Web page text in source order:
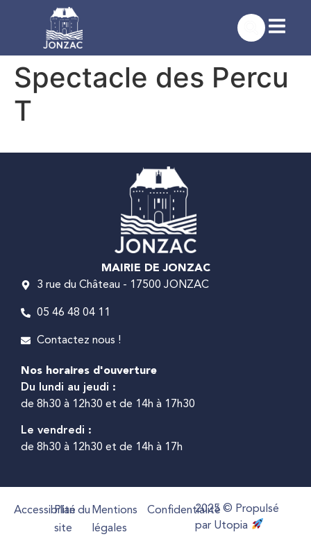
Spectacle des Percu
T
MAIRIE DE JONZAC
3 rue du Château - 17500 JONZAC
05 46 48 04 11
Contactez nous !
Nos horaires d'ouverture
Du lundi au jeudi :
de 8h30 à 12h30 et de 14h à 17h30
Le vendredi :
de 8h30 à 12h30 et de 14h à 17h
Accessibilité
Plan du
site
Mentions
légales
Confidentialité2025 © Propulsé
par Utopia